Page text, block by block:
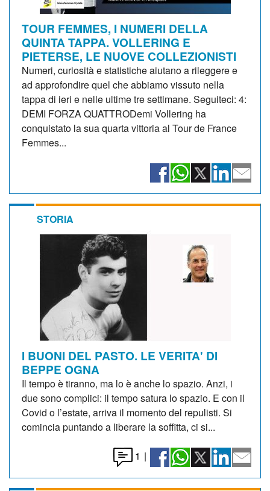
TOUR FEMMES, I NUMERI DELLA
QUINTA TAPPA. VOLLERING E
PIETERSE, LE NUOVE COLLEZIONISTI
Numeri, curiosità e statistiche aiutano a rileggere e
ad approfondire quel che abbiamo vissuto nella
tappa di ieri e nelle ultime tre settimane. Seguiteci: 4:
DEMI FORZA QUATTRODemi Vollering ha
conquistato la sua quarta vittoria al Tour de France
Femmes...
STORIA
I BUONI DEL PASTO. LE VERITA' DI
BEPPE OGNA
Il tempo è tiranno, ma lo è anche lo spazio. Anzi, i
due sono complici: il tempo satura lo spazio. E con il
Covid o l’estate, arriva il momento del repulisti. Si
comincia puntando a liberare la soffitta, ci si...
1 |